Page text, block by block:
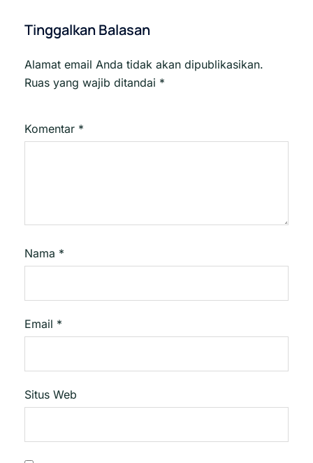
Tinggalkan Balasan
Alamat email Anda tidak akan dipublikasikan.
Ruas yang wajib ditandai *
Komentar *
Nama *
Email *
Situs Web